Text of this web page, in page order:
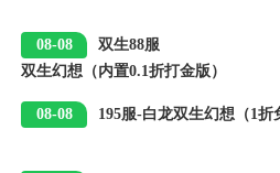
08-08
00:05
双生88服
双生幻想（内置0.1折打金版）
08-08
195服-白龙双生幻想（1折